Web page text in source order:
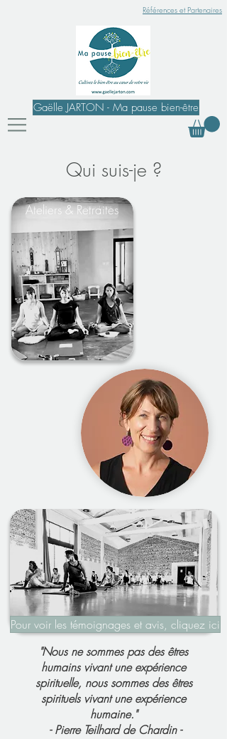
Références et Partenaires
Gaëlle JARTON - Ma pause bien-être
Qui suis-je ?
Ateliers & Retraites
Pour voir les témoignages et avis, cliquez ici
"Nous ne sommes pas des êtres
humains vivant une expérience
spirituelle, nous sommes des êtres
spirituels vivant une expérience
humaine."
- Pierre Teilhard de Chardin -